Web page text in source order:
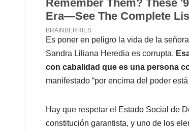
Es poner en peligro la vida de la
Sandra Liliana Heredia es corrupta.
con cabalidad que es una persona
manifestado “por encima del poder
Hay que respetar el Estado Social de
constitución garantista, y uno de los